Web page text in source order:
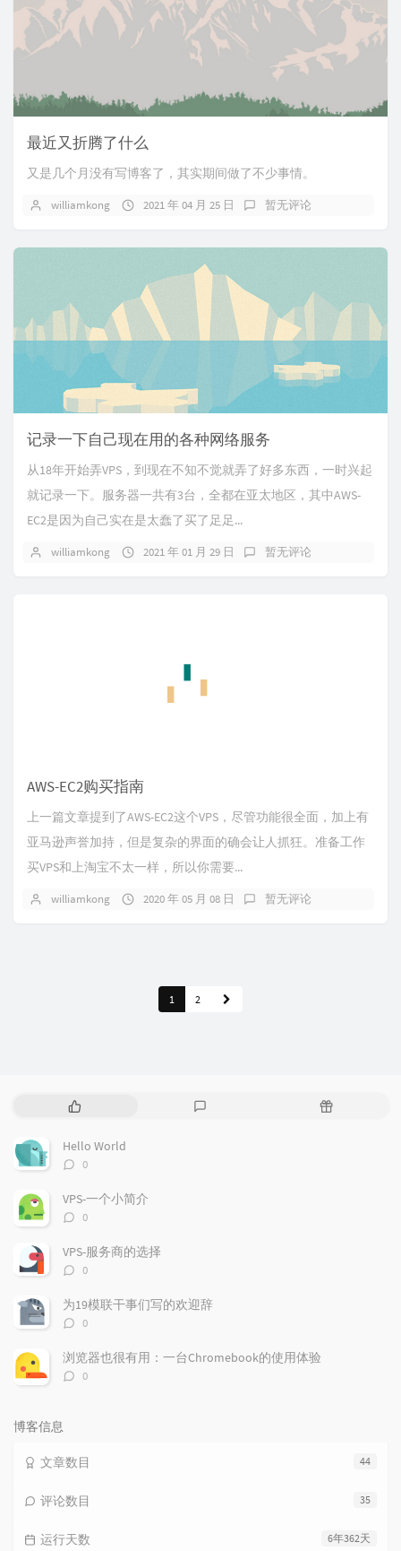
最近又折腾了什么
又是几个月没有写博客了，其实期间做了不少事情。
williamkong 2021 年 04 月 25 日 暂无评论
记录一下自己现在用的各种网络服务
从18年开始弄VPS，到现在不知不觉就弄了好多东西，一时兴起
就记录一下。服务器一共有3台，全都在亚太地区，其中AWS-
EC2是因为自己实在是太蠢了买了足足...
williamkong 2021 年 01 月 29 日 暂无评论
AWS-EC2购买指南
上一篇文章提到了AWS-EC2这个VPS，尽管功能很全面，加上有
亚马逊声誉加持，但是复杂的界面的确会让人抓狂。准备工作
买VPS和上淘宝不太一样，所以你需要...
williamkong 2020 年 05 月 08 日 暂无评论
1 2
热
文
章
随
Hello World
评
数：
0
VPS-一个小简介
评
数：
0
VPS-服务商的选择
评
数：
0
为19模联干事们写的欢迎辞
评
数：
0
浏览器也很有用：一台Chromebook的使用体验
评
0
博客信息
44
文章数目
35
评论数目
6年362天
运行天数